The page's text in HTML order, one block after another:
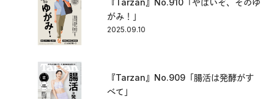
がみ！」
2025.09.10
『Tarzan』No.909「腸活は発酵がす
べて」